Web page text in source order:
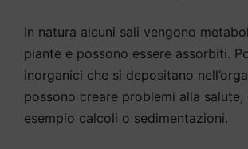
In natura alcuni sali vengono
piante e possono essere assorbiti.
inorganici che si depositano
possono creare problemi alla salute,
esempio calcoli o sedimentazioni.